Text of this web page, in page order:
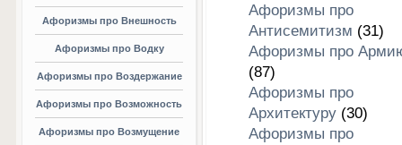
Афоризмы про Внешность
Афоризмы про Водку
Афоризмы про Воздержание
Афоризмы про Возможность
Афоризмы про Возмущение
Афоризмы про
Антисемитизм (31)
Афоризмы про
(87)
Афоризмы про
Архитектуру(30)
Афоризмы про